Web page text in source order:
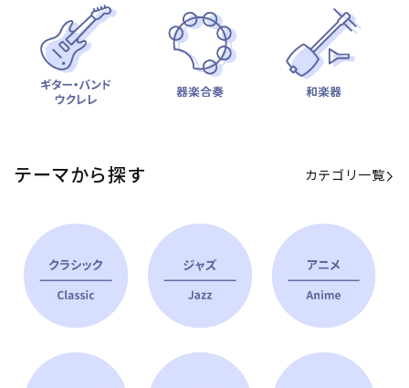
テーマから探す カテゴリ一覧